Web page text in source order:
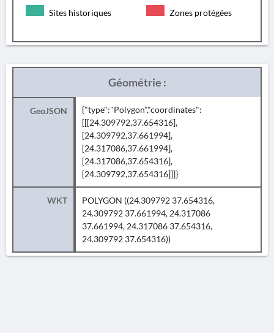
Sites historiques Zones protégées
Géométrie :
GeoJSON
{"type":"Polygon","coordinates":
[[[24.309792,37.654316],
[24.309792,37.661994],
[24.317086,37.661994],
[24.317086,37.654316],
[24.309792,37.654316]]]}
WKT
POLYGON ((24.309792 37.654316,
24.309792 37.661994, 24.317086
37.661994, 24.317086 37.654316,
24.309792 37.654316))